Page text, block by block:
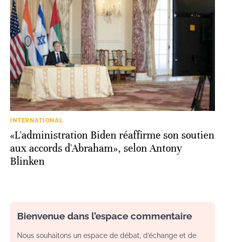
INTERNATIONAL
«L'administration Biden réaffirme son soutien
aux accords d'Abraham», selon Antony
Blinken
Bienvenue dans l’espace commentaire
Nous souhaitons un espace de débat, d’échange et de